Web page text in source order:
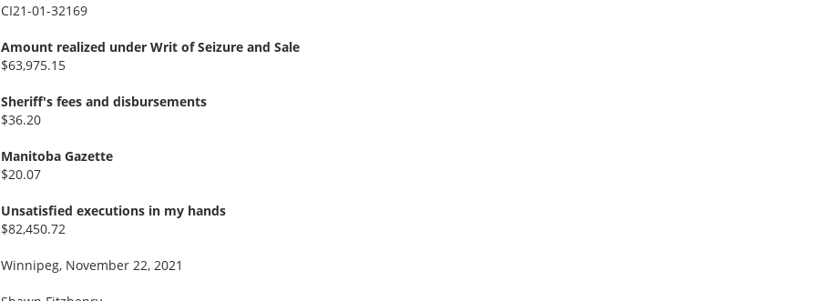
CI21-01-32169
Amount realized under Writ of Seizure and Sale
$63,975.15
Sheriff's fees and disbursements
$36.20
Manitoba Gazette
$20.07
Unsatisfied executions in my hands
$82,450.72
Winnipeg, November 22, 2021